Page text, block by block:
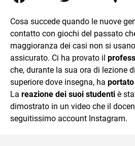
comunicazione
Cosa succede quando le nuove
contatto con giochi del passato
maggioranza dei casi non si usano
assicurato. Ci ha provato il
che, durante la sua ora di lezione
superiore dove insegna, ha
La reazione dei suoi studenti è
dimostrato in un video che il
seguitissimo account Instagram.